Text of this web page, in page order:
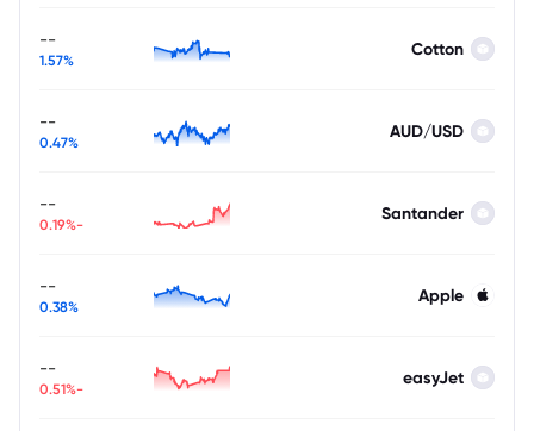
Cotton
--
1.57%
AUD/USD
--
0.47%
Santander
--
-0.19%
Apple
--
0.38%
easyJet
--
-0.51%